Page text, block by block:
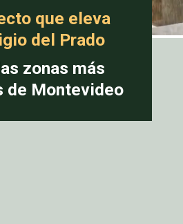
que eleva
del Prado
zonas más
de Montevideo